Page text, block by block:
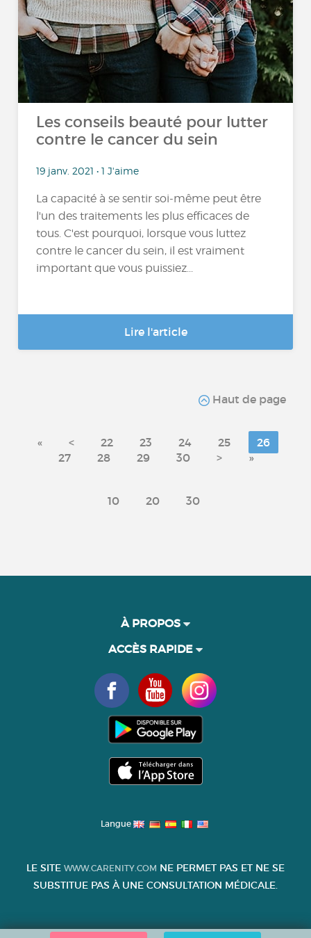
Les conseils beauté pour lutter
contre le cancer du sein
19 janv. 2021 • 1 J'aime
La capacité à se sentir soi-même peut être
l'un des traitements les plus efficaces de
tous. C'est pourquoi, lorsque vous luttez
contre le cancer du sein, il est vraiment
important que vous puissiez...
Lire l'article
Haut de page
« < 22 23 24 25
26
27
28 29 30 > »
10 20 30
À PROPOS
ACCÈS RAPIDE
Langue
LE SITE WWW.CARENITY.COM NE PERMET PAS ET NE SE
SUBSTITUE PAS À UNE CONSULTATION MÉDICALE.